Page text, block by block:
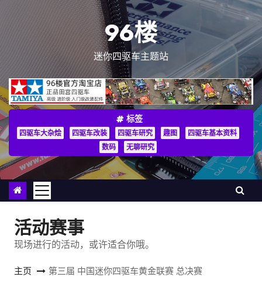
96楼
迷你四驱车主题站
标签
四驱车大杂烩 四驱车改装 四驱车研究 趣图
四驱车基本资料
数码
无聊研究
活动赛事
现场进行的活动，或许适合你哦。
主页 第三届 中国迷你四驱车黄金联赛 总决赛